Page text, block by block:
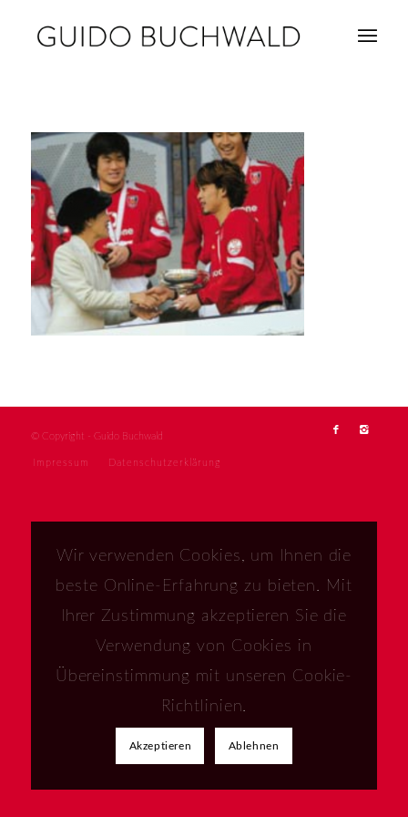
© Copyright - Guido Buchwald
Impressum Datenschutzerklärung
Wir verwenden Cookies, um Ihnen die
beste Online-Erfahrung zu bieten. Mit
Ihrer Zustimmung akzeptieren Sie die
Verwendung von Cookies in
Übereinstimmung mit unseren Cookie-
Richtlinien.
Akzeptieren Ablehnen